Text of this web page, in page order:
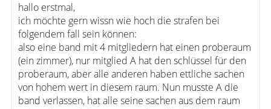
hallo erstmal,
ich möchte gern wissn wie hoch die strafen bei
folgendem fall sein können:
also eine band mit 4 mitgliedern hat einen proberaum
(ein zimmer), nur mitglied A hat den schlüssel für den
proberaum, aber alle anderen haben ettliche sachen
von hohem wert in diesem raum. Nun musste A die
band verlassen, hat alle seine sachen aus dem raum